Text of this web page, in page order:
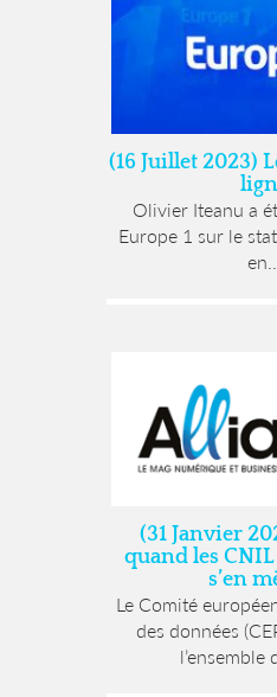
(16 Juillet 2023)
Olivier Iteanu a
Europe 1 sur le
en...
(31 Janvier
quand les
s’en
Le Comité
des données
l’ensemble